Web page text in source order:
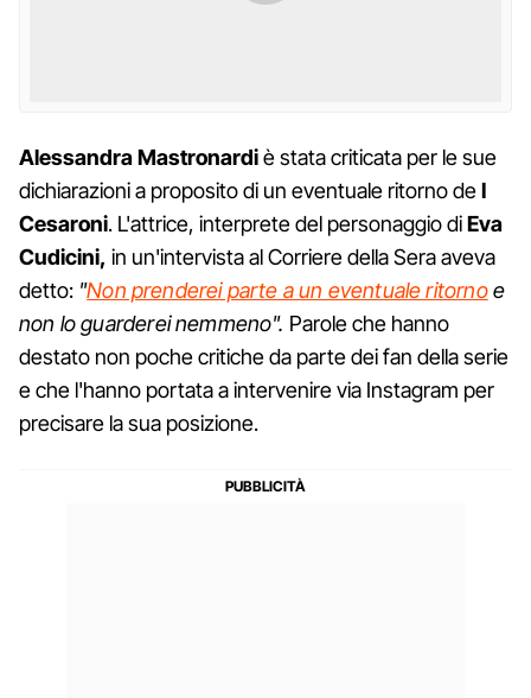
AlessandraMastronardiè stata criticata per le sue
dichiarazioni a proposito di un eventuale ritorno deI
Cesaroni. L'attrice, interprete del personaggio diEva
Cudicini, in un'intervista al Corriere della Sera aveva
detto: "Non prenderei parte a un eventuale ritornoe
non lo guarderei nemmeno". Parole che hanno
destato non poche critiche da parte dei fan della serie
e che l'hanno portata a intervenire via Instagram per
precisare la sua posizione.